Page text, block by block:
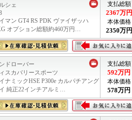
シェ
マン GT4 RS PDK ヴァイザッハ
オプション総額約460万円…
支払総額
2367万円
本体価格
2350万円
ドローバー
スカバリースポーツ
ナミックHSE P300e カルパチアング
純正22インチアルミ…
支払総額
592万円
本体価格
578万円